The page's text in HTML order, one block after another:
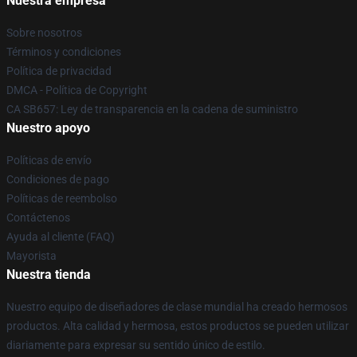
Sobre nosotros
Términos y condiciones
Política de privacidad
DMCA - Política de Copyright
CA SB657: Ley de transparencia en la cadena de suministro
Nuestro apoyo
Políticas de envío
Condiciones de pago
Políticas de reembolso
Contáctenos
Ayuda al cliente (FAQ)
Mayorista
Nuestra tienda
Nuestro equipo de diseñadores de clase mundial ha creado hermosos
productos. Alta calidad y hermosa, estos productos se pueden utilizar
diariamente para expresar su sentido único de estilo.